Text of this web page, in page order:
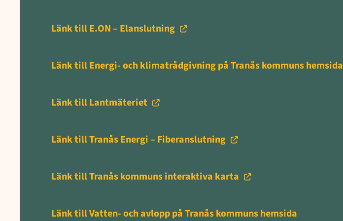
Länk till E.ON – Elanslutning
Länk till Energi- och klimatrådgivning på Tranås kommuns hemsida
Länk till Lantmäteriet
Länk till Tranås Energi – Fiberanslutning
Länk till Tranås kommuns interaktiva karta
Länk till Vatten- och avlopp på Tranås kommuns hemsida